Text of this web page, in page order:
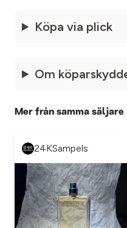
Köpa via plick
Om
Mer från samma säljare
24KSampels